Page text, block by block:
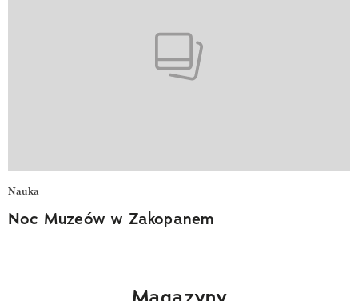
Nauka
Noc Muzeów w Zakopanem